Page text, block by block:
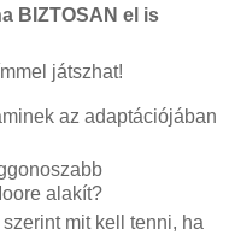
BIZTOSAN el is
játszhat!
az adaptációjában
alakít?
mit kell tenni, ha